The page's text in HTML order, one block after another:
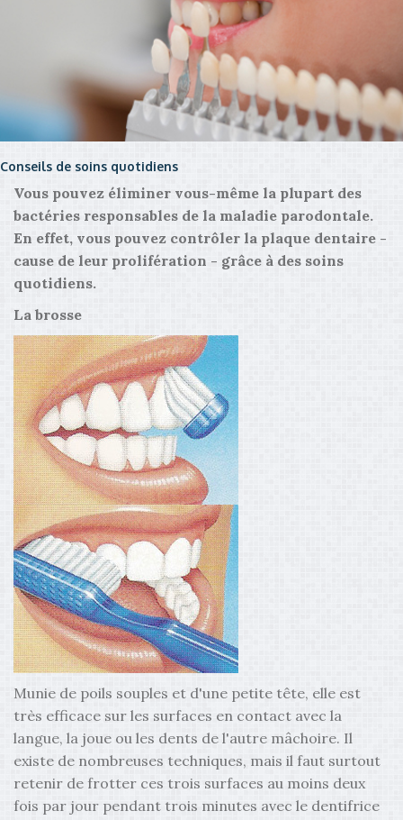
Conseils de soins quotidiens
Vous pouvez éliminer vous-même la plupart des
bactéries responsables de la maladie parodontale.
En effet, vous pouvez contrôler la plaque dentaire -
cause de leur prolifération - grâce à des soins
quotidiens.
La brosse
Munie de poils souples et d'une petite tête, elle est
très efficace sur les surfaces en contact avec la
langue, la joue ou les dents de l'autre mâchoire. Il
existe de nombreuses techniques, mais il faut surtout
retenir de frotter ces trois surfaces au moins deux
fois par jour pendant trois minutes avec le dentifrice